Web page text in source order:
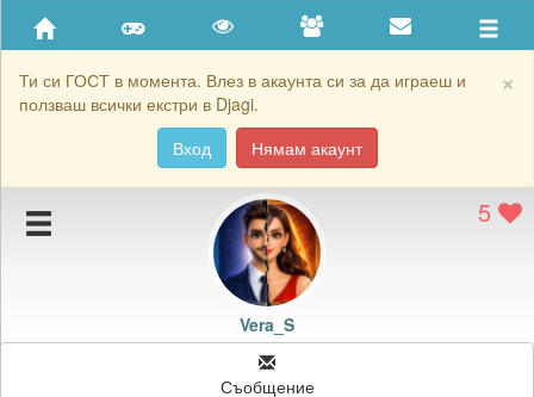
×
Ти си ГОСТ в момента. Влез в акаунта си за да играеш и
ползваш всички екстри в Djagi.
Вход
Нямам акаунт
Приятели
Хронология на игри
Подаръците на Vera_S
Картичките на Vera_S
5
Vera_S
Съобщение